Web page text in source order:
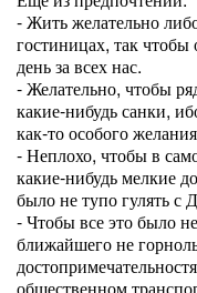
- Жить желательно
гостиницах, так
день за всех нас.
- Желательно, чтобы
какие-нибудь санки,
как-то особого
- Неплохо, чтобы в
какие-нибудь мелкие
было не тупо гулять с
- Чтобы все это было
ближайшего не